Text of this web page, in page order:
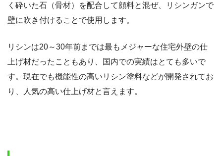
く砕いた石（骨材）を配合して顔料と混ぜ、リシンガンで
壁に吹き付けることで使用します。
リシンは20～30年前までは最もメジャーな住宅外壁の仕
上げ材だったこともあり、国内での実績はとても多いで
す。現在でも機能性の高いリシン塗料などが開発されてお
り、人気の高い仕上げ材と言えます。